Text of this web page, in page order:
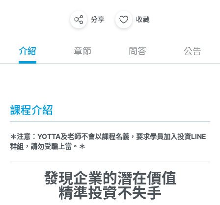
分享 收藏
介紹 章節 問答 公告
課程介紹
＊注意：YOTTA及老師不會以課程名義，要求學員加入投資LINE
群組，請勿受騙上當。＊
發現企業的潛在價值
精準投資不失手